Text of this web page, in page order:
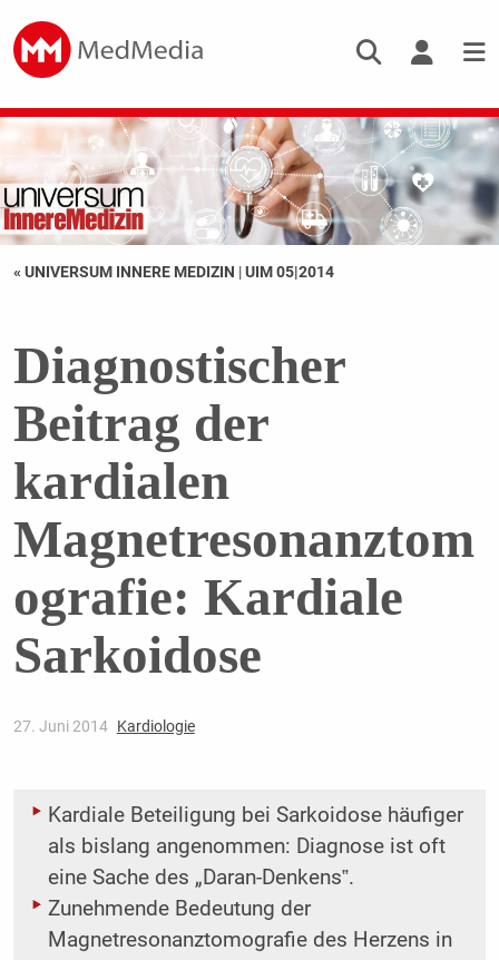
« UNIVERSUM INNERE MEDIZIN |UIM 05|2014
Diagnostischer
Beitrag der
kardialen
Magnetresonanztom
ografie: Kardiale
Sarkoidose
27. Juni 2014 Kardiologie
Kardiale Beteiligung bei Sarkoidose häufiger
als bislang angenommen: Diagnose ist oft
eine Sache des „Daran-Denkens‟.
Zunehmende Bedeutung der
Magnetresonanztomografie des Herzens in